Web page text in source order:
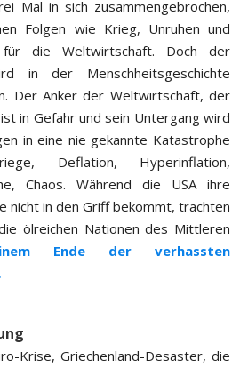
Mal in sich zusammengebrochen,
Folgen wie Krieg, Unruhen und
für die Weltwirtschaft. Doch der
in der Menschheitsgeschichte
Der Anker der Weltwirtschaft, der
in Gefahr und sein Untergang wird
in eine nie gekannte Katastrophe
Deflation, Hyperinflation,
Chaos. Während die USA ihre
nicht in den Griff bekommt, trachten
ölreichen Nationen des Mittleren
Ende der verhassten
Krise, Griechenland-Desaster, die